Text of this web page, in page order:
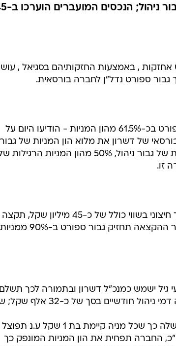
אחזקות , באמצעות החזקותיהם בסגיאל ,
ספורט נדל"ן לחברה בורסאית.
גבור ספןרט וחברת דשרון - בה מחזיקה גבור ספורט בכ-61.5% מהון המניות - הודיעו היום על
של דשרון את מלוא הון המניות של גבור
נדל"ן, ביחד עם נכסים נוספים - 60% מהון המניות של גבור ניהול, 50% מהון המניות
כנגד העברת נכסים אלה, אשר הוערכו ע"י מעריך חיצוני בשווי כולל של כ-45 מיליון שקל, תקצה
דשרון לגבור ספורט מניות נוספות, באופן שלאחר ההקצאה תחזיק גבור ספורט ב-90% ממניות
גיל ישמש כמנכ"ל דשרון ובתמורה לכך תשלם
דשרון לחברה פרטית הנמצאת בבעלותו המלאה דמי ניהול חודשיים
ישונה לגבור נדל"ן; דשרון תפצל את הון המניות שלה כך שכל מניה קיימת בת 1 שקל ע.נ תפוצל
0.01 שקל ע.נ. מיד אח"כ, החברה תפחית את הון המניות המונפק כך